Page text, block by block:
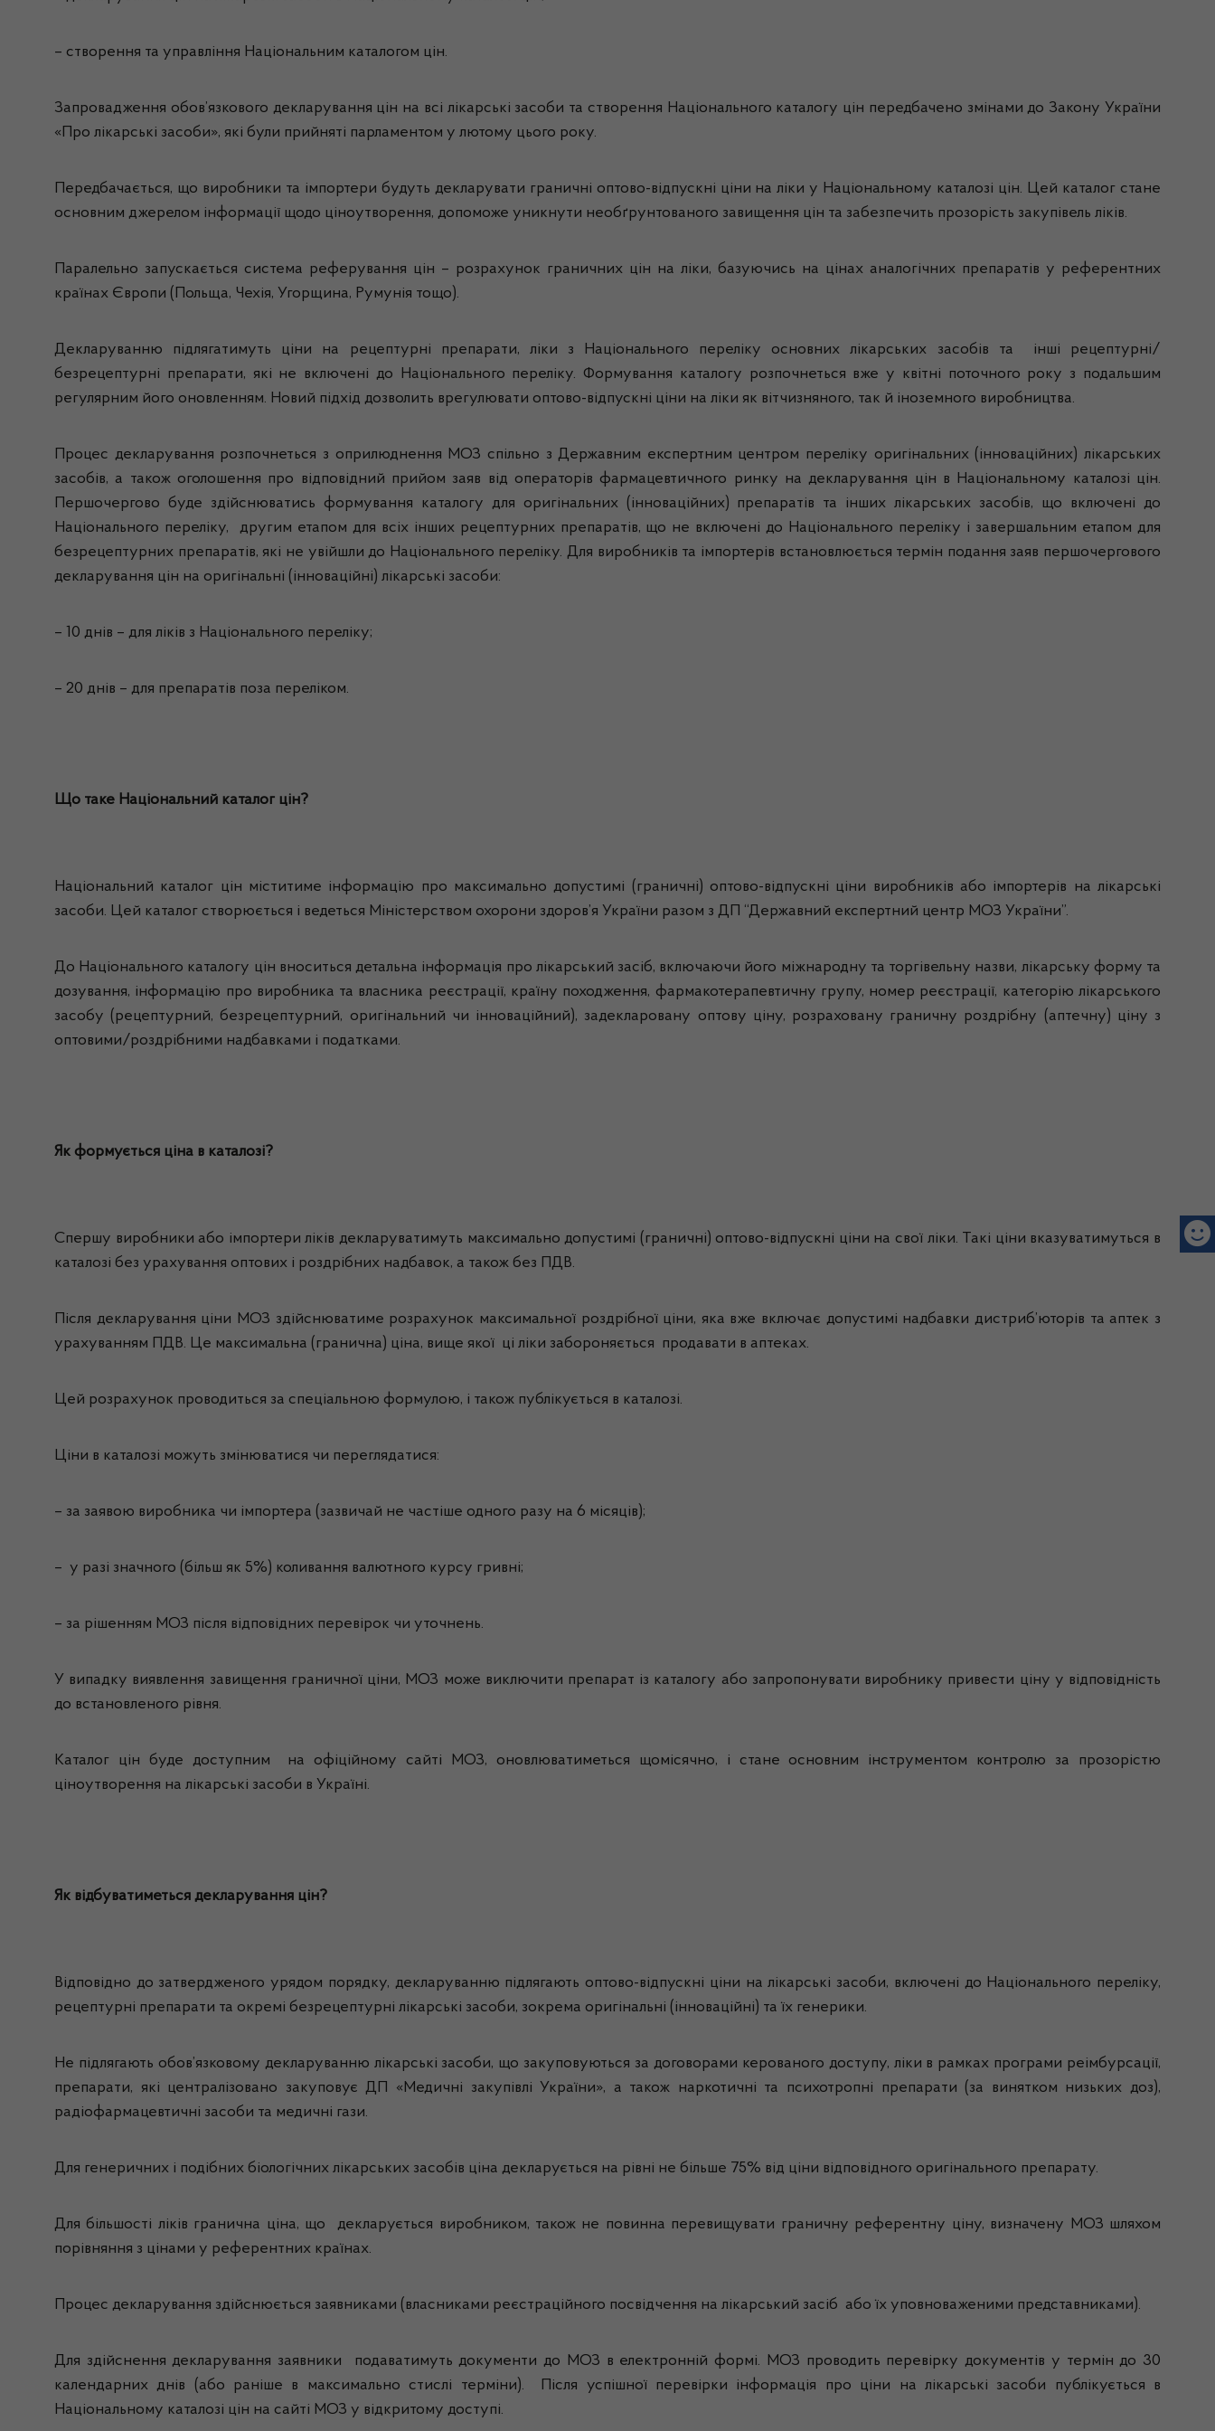
– створення та управління Національним каталогом цін.
Запровадження обов’язкового декларування цін на всі лікарські засоби та створення Національного каталогу цін передбачено змінами до Закону України
«Про лікарські засоби», які були прийняті парламентом у лютому цього року.
Передбачається, що виробники та імпортери будуть декларувати граничні оптово-відпускні ціни на ліки у Національному каталозі цін. Цей каталог стане
основним джерелом інформації щодо ціноутворення, допоможе уникнути необґрунтованого завищення цін та забезпечить прозорість закупівель ліків.
Паралельно запускається система реферування цін – розрахунок граничних цін на ліки, базуючись на цінах аналогічних препаратів у референтних
країнах Європи (Польща, Чехія, Угорщина, Румунія тощо).
Декларуванню підлягатимуть ціни на рецептурні препарати, ліки з Національного переліку основних лікарських засобів та інші рецептурні/
безрецептурні препарати, які не включені до Національного переліку. Формування каталогу розпочнеться вже у квітні поточного року з подальшим
регулярним його оновленням. Новий підхід дозволить врегулювати оптово-відпускні ціни на ліки як вітчизняного, так й іноземного виробництва.
Процес декларування розпочнеться з оприлюднення МОЗ спільно з Державним експертним центром переліку оригінальних (інноваційних) лікарських
засобів, а також оголошення про відповідний прийом заяв від операторів фармацевтичного ринку на декларування цін в Національному каталозі цін.
Першочергово буде здійснюватись формування каталогу для оригінальних (інноваційних) препаратів та інших лікарських засобів, що включені до
Національного переліку, другим етапом для всіх інших рецептурних препаратів, що не включені до Національного переліку і завершальним етапом для
безрецептурних препаратів, які не увійшли до Національного переліку. Для виробників та імпортерів встановлюється термін подання заяв першочергового
декларування цін на оригінальні (інноваційні) лікарські засоби:
– 10 днів – для ліків з Національного переліку;
– 20 днів – для препаратів поза переліком.
Що таке Національний каталог цін?
Національний каталог цін міститиме інформацію про максимально допустимі (граничні) оптово-відпускні ціни виробників або імпортерів на лікарські
засоби. Цей каталог створюється і ведеться Міністерством охорони здоров’я України разом з ДП “Державний експертний центр МОЗ України”.
До Національного каталогу цін вноситься детальна інформація про лікарський засіб, включаючи його міжнародну та торгівельну назви, лікарську форму та
дозування, інформацію про виробника та власника реєстрації, країну походження, фармакотерапевтичну групу, номер реєстрації, категорію лікарського
засобу (рецептурний, безрецептурний, оригінальний чи інноваційний), задекларовану оптову ціну, розраховану граничну роздрібну (аптечну) ціну з
оптовими/роздрібними надбавками і податками.
Як формується ціна в каталозі?
Спершу виробники або імпортери ліків декларуватимуть максимально допустимі (граничні) оптово-відпускні ціни на свої ліки. Такі ціни вказуватимуться в
каталозі без урахування оптових і роздрібних надбавок, а також без ПДВ.
Після декларування ціни МОЗ здійснюватиме розрахунок максимальної роздрібної ціни, яка вже включає допустимі надбавки дистриб’юторів та аптек з
урахуванням ПДВ. Це максимальна (гранична) ціна, вище якої ці ліки забороняється продавати в аптеках.
Цей розрахунок проводиться за спеціальною формулою, і також публікується в каталозі.
Ціни в каталозі можуть змінюватися чи переглядатися:
– за заявою виробника чи імпортера (зазвичай не частіше одного разу на 6 місяців);
– у разі значного (більш як 5%) коливання валютного курсу гривні;
– за рішенням МОЗ після відповідних перевірок чи уточнень.
У випадку виявлення завищення граничної ціни, МОЗ може виключити препарат із каталогу або запропонувати виробнику привести ціну у відповідність
до встановленого рівня.
Каталог цін буде доступним на офіційному сайті МОЗ, оновлюватиметься щомісячно, і стане основним інструментом контролю за прозорістю
ціноутворення на лікарські засоби в Україні.
Як відбуватиметься декларування цін?
Відповідно до затвердженого урядом порядку, декларуванню підлягають оптово-відпускні ціни на лікарські засоби, включені до Національного переліку,
рецептурні препарати та окремі безрецептурні лікарські засоби, зокрема оригінальні (інноваційні) та їх генерики.
Не підлягають обов’язковому декларуванню лікарські засоби, що закуповуються за договорами керованого доступу, ліки в рамках програми реімбурсації,
препарати, які централізовано закуповує ДП «Медичні закупівлі України», а також наркотичні та психотропні препарати (за винятком низьких доз),
радіофармацевтичні засоби та медичні гази.
Для генеричних і подібних біологічних лікарських засобів ціна декларується на рівні не більше 75% від ціни відповідного оригінального препарату.
Для більшості ліків гранична ціна, що декларується виробником, також не повинна перевищувати граничну референтну ціну, визначену МОЗ шляхом
порівняння з цінами у референтних країнах.
Процес декларування здійснюється заявниками (власниками реєстраційного посвідчення на лікарський засіб або їх уповноваженими представниками).
Для здійснення декларування заявники подаватимуть документи до МОЗ в електронній формі. МОЗ проводить перевірку документів у термін до 30
календарних днів (або раніше в максимально стислі терміни). Після успішної перевірки інформація про ціни на лікарські засоби публікується в
Національному каталозі цін на сайті МОЗ у відкритому доступі.